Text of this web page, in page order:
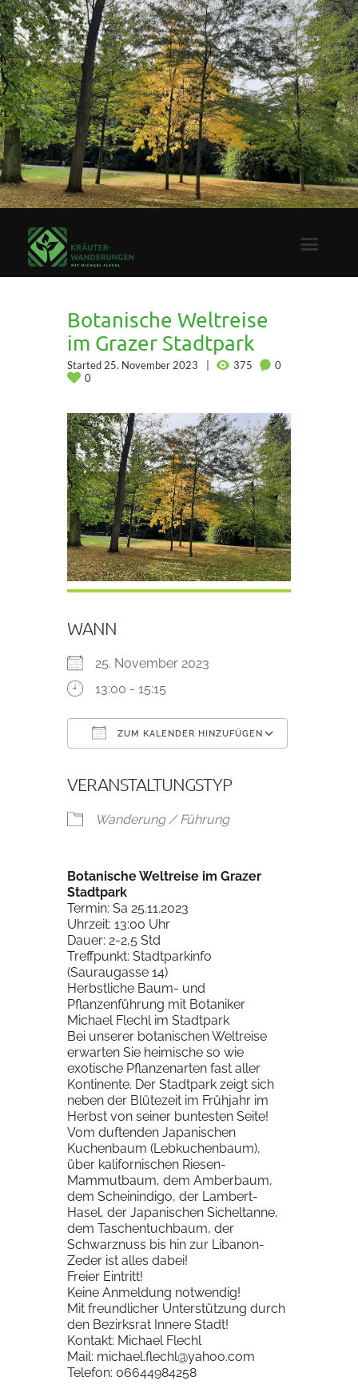
Botanische Weltreise
im Grazer Stadtpark
Started25. November 2023 375
0
0
WANN
25. November 2023
13:00 - 15:15
ZUM KALENDER HINZUFÜGEN
VERANSTALTUNGSTYP
Wanderung / Führung
Botanische Weltreise im Grazer
Stadtpark
Termin: Sa 25.11.2023
Uhrzeit: 13:00 Uhr
Dauer: 2-2,5 Std
Treffpunkt: Stadtparkinfo
(Sauraugasse 14)
Herbstliche Baum- und
Pflanzenführung mit Botaniker
Michael Flechl im Stadtpark
Bei unserer botanischen Weltreise
erwarten Sie heimische so wie
exotische Pflanzenarten fast aller
Kontinente. Der Stadtpark zeigt sich
neben der Blütezeit im Frühjahr im
Herbst von seiner buntesten Seite!
Vom duftenden Japanischen
Kuchenbaum (Lebkuchenbaum),
über kalifornischen Riesen-
Mammutbaum, dem Amberbaum,
dem Scheinindigo, der Lambert-
Hasel, der Japanischen Sicheltanne,
dem Taschentuchbaum, der
Schwarznuss bis hin zur Libanon-
Zeder ist alles dabei!
Freier Eintritt!
Keine Anmeldung notwendig!
Mit freundlicher Unterstützung durch
den Bezirksrat Innere Stadt!
Kontakt: Michael Flechl
Mail: michael.flechl@yahoo.com
Telefon: 06644984258